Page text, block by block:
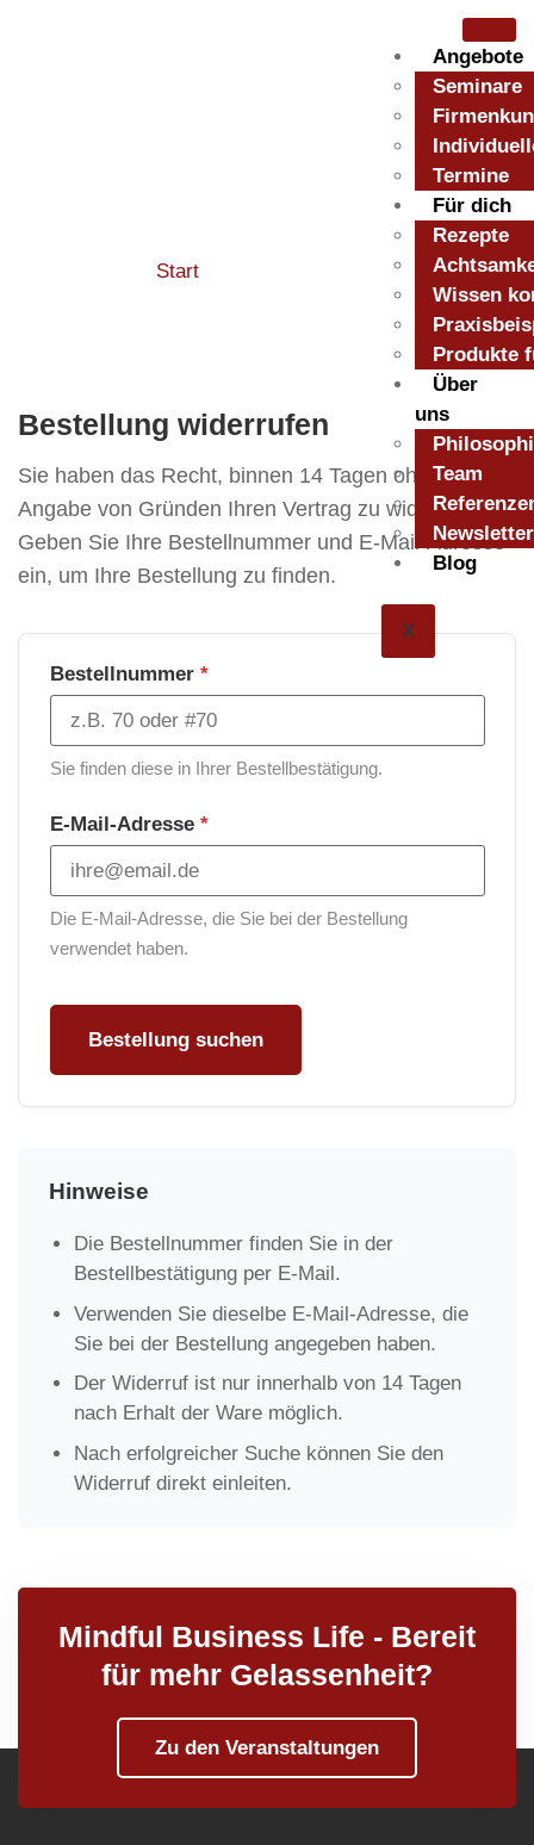
Angebote
Seminare
Termine
Für dich
Rezepte
Wissen
Produkte
Über
uns
Team
Newsletter
Blog
X
Widerrufsformular
Start
Bestellung widerrufen
Sie haben das Recht, binnen 14 Tagen ohne
Angabe von Gründen Ihren Vertrag zu widerrufen.
Geben Sie Ihre Bestellnummer und E-Mail-Adresse
ein, um Ihre Bestellung zu finden.
Bestellnummer *
Sie finden diese in Ihrer Bestellbestätigung.
E-Mail-Adresse *
Die E-Mail-Adresse, die Sie bei der Bestellung
verwendet haben.
Bestellung suchen
Hinweise
Die Bestellnummer finden Sie in der
Bestellbestätigung per E-Mail.
Verwenden Sie dieselbe E-Mail-Adresse, die
Sie bei der Bestellung angegeben haben.
Der Widerruf ist nur innerhalb von 14 Tagen
nach Erhalt der Ware möglich.
Nach erfolgreicher Suche können Sie den
Widerruf direkt einleiten.
Mindful Business Life - Bereit
für mehr Gelassenheit?
Zu den Veranstaltungen